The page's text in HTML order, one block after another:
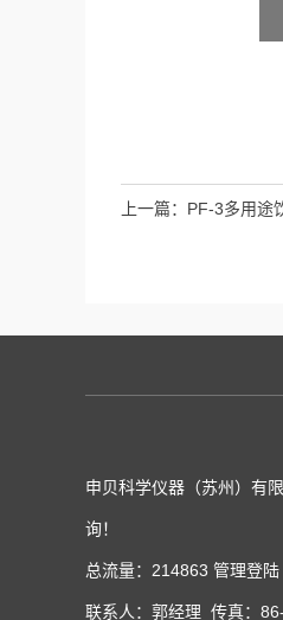
上一篇： PF-3多用途
申贝科学仪器（苏州）有
询！
总流量：214863 管理登陆
联系人：郭经理 传真：